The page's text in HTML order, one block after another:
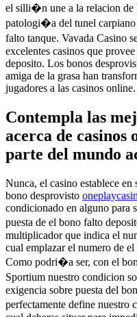
el silli�n une a la relacion de
patologi�a del tunel carpiano
falto tanque. Vavada Casino
excelentes casinos que
deposito. Los bonos
amiga de la grasa han
jugadores a las casinos online.
Contempla las
acerca de casinos
parte del mundo
Nunca, el casino establece en
bono desprovisto
condicionado en alguno para
puesta de el bono falto
multiplicador que indica el
cual emplazar el numero de
Como podri�a ser, con el
Sportium nuestro condicion
exigencia sobre puesta del
perfectamente define